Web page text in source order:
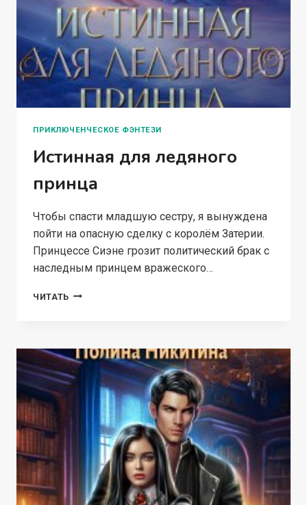
ПРИКЛЮЧЕНЧЕСКОЕ ФЭНТЕЗИ
Истинная для ледяного
принца
Чтобы спасти младшую сестру, я вынуждена
пойти на опасную сделку с королём Затерии.
Принцессе Сиэне грозит политический брак с
наследным принцем вражеского…
ЧИТАТЬ ИСТИННАЯ